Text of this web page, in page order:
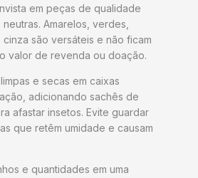
em peças de qualidade
Amarelos, verdes,
são versáteis e não ficam
valor de revenda ou doação.
e secas em caixas
adicionando sachês de
afastar insetos. Evite guardar
que retêm umidade e causam
e quantidades em uma